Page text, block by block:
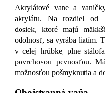
Akrylátové vane a
akrylátu. Na rozdiel od
dosiek, ktoré majú
odolnosť, sa vyrába liatím.
v celej hrúbke, plne
povrchovou pevnosťou.
možnosťou pošmyknutia a